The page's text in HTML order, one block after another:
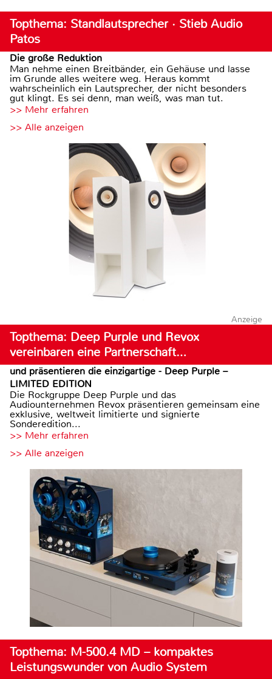
Topthema: Standlautsprecher · Stieb Audio
Patos
Die große Reduktion
Man nehme einen Breitbänder, ein Gehäuse und lasse
im Grunde alles weitere weg. Heraus kommt
wahrscheinlich ein Lautsprecher, der nicht besonders
gut klingt. Es sei denn, man weiß, was man tut.
>> Mehr erfahren
>> Alle anzeigen
Anzeige
Topthema: Deep Purple und Revox
vereinbaren eine Partnerschaft…
und präsentieren die einzigartige - Deep Purple –
LIMITED EDITION
Die Rockgruppe Deep Purple und das
Audiounternehmen Revox präsentieren gemeinsam eine
exklusive, weltweit limitierte und signierte
Sonderedition...
>> Mehr erfahren
>> Alle anzeigen
Topthema: M-500.4 MD – kompaktes
Leistungswunder von Audio System